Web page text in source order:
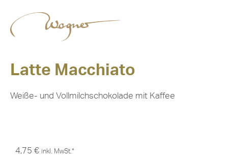
Latte Macchiato
Weiße- und Vollmilchschokolade mit Kaffee
4,75 € inkl. MwSt.*